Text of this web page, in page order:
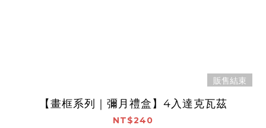
販售結束
【畫框系列｜彌月禮盒】4入達克瓦茲
NT$240